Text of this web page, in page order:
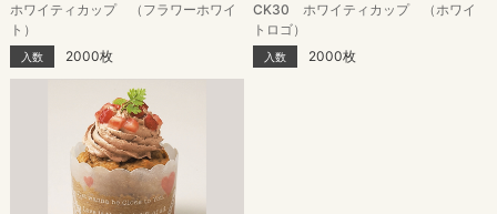
ホワイティカップ （フラワーホワイ
ト）
入数 2000枚
CK30 ホワイティカップ （ホワイ
トロゴ）
入数 2000枚